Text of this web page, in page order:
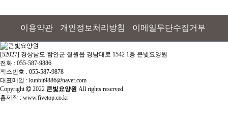
이용약관 개인정보처리방침 이메일무단수집거부
[52027] 경상남도 함안군 칠원읍 경남대로 1542 1층 큰빛요양원
전화 : 055-587-9886
팩스번호 : 055-587-9878
대표메일 : kunbit9886@naver.com
Copyright
2022 큰빛요양원 All rights reserved.
홈제작 : www.fivetop.co.kr